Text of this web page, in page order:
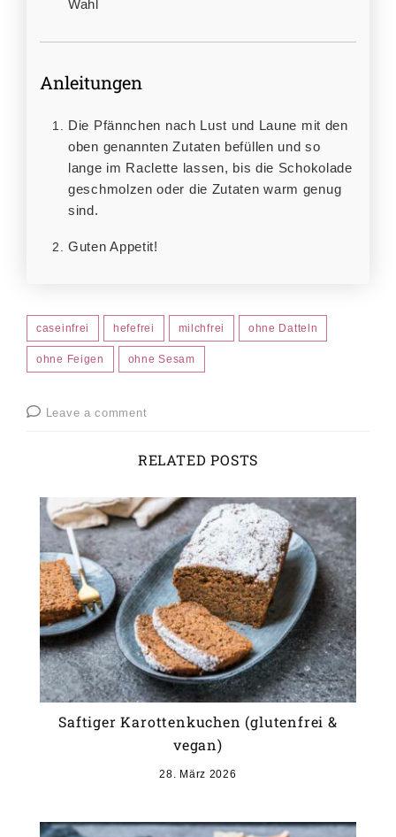
Wahl
Anleitungen
Die Pfännchen nach Lust und Laune mit den
oben genannten Zutaten befüllen und so
lange im Raclette lassen, bis die Schokolade
geschmolzen oder die Zutaten warm genug
sind.
Guten Appetit!
caseinfrei hefefrei milchfrei ohne Datteln
ohne Feigen ohne Sesam
Leave a comment
RELATED POSTS
Saftiger Karottenkuchen (glutenfrei &
vegan)
28. März 2026